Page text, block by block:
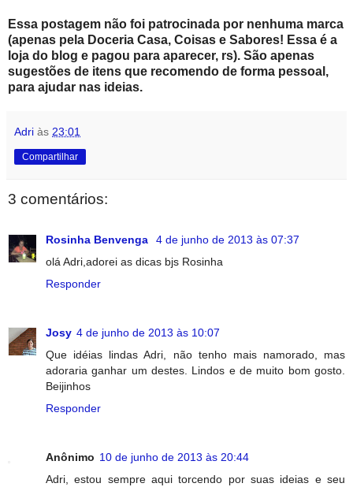
Essa postagem não foi patrocinada por nenhuma marca
(apenas pela Doceria Casa, Coisas e Sabores! Essa é a
loja do blog e pagou para aparecer, rs). São apenas
sugestões de itens que recomendo de forma pessoal,
para ajudar nas ideias.
Adri às 23:01
Compartilhar
3 comentários:
Rosinha Benvenga
4 de junho de 2013 às 07:37
olá Adri,adorei as dicas bjs Rosinha
Responder
Josy 4 de junho de 2013 às 10:07
Que idéias lindas Adri, não tenho mais namorado, mas
adoraria ganhar um destes. Lindos e de muito bom gosto.
Beijinhos
Responder
Anônimo 10 de junho de 2013 às 20:44
Adri, estou sempre aqui torcendo por suas ideias e seu